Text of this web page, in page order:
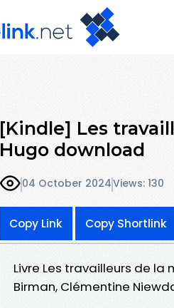
[Kindle] Les
Hugo download
04 October 2024Views: 130
Copy Link Copy Shortlink
Livre Les travailleurs de la
Birman, Clémentine